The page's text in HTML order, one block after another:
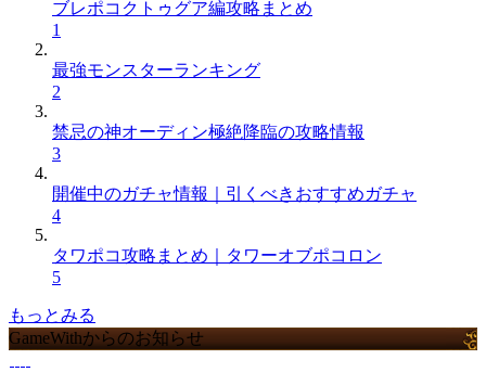
ブレポコクトゥグア編攻略まとめ
1
最強モンスターランキング
2
禁忌の神オーディン極絶降臨の攻略情報
3
開催中のガチャ情報｜引くべきおすすめガチャ
4
タワポコ攻略まとめ｜タワーオブポコロン
5
もっとみる
GameWithからのお知らせ